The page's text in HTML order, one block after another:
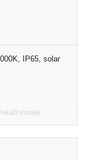
IP65, solar
detalje